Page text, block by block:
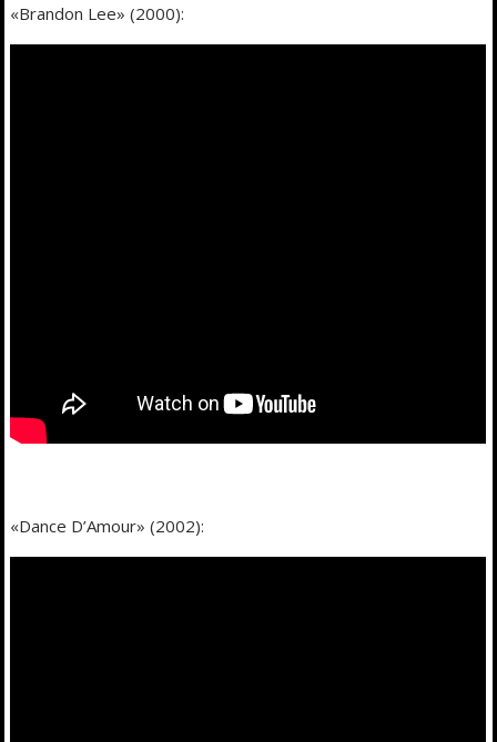
«Brandon Lee» (2000):
«Dance D’Amour» (2002):